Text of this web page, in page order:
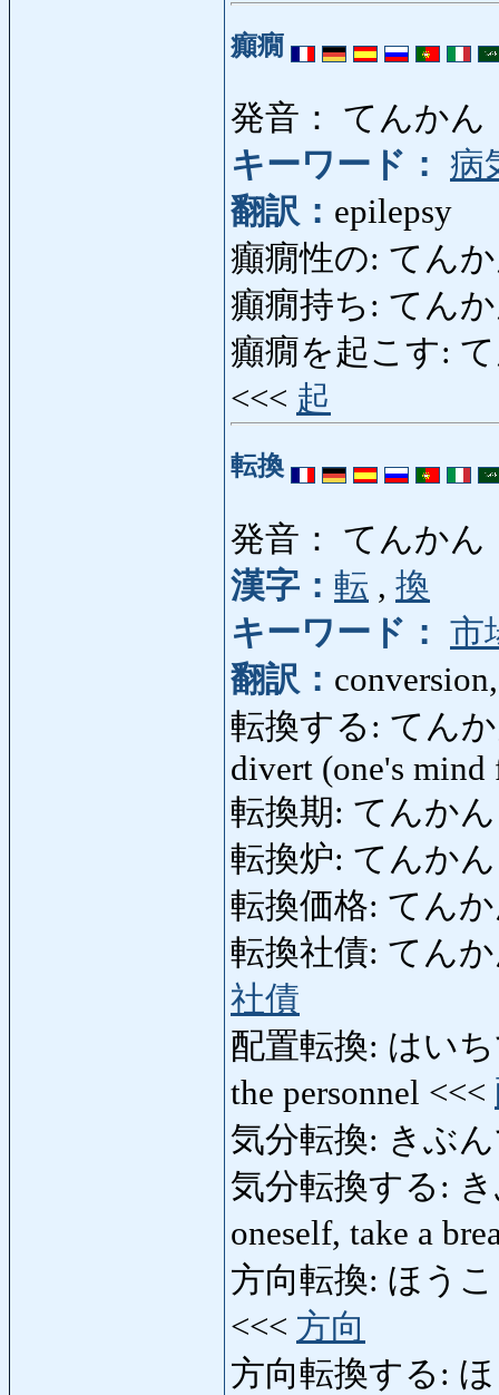
癲癇
発音： てんかん
キーワード： 病
翻訳： epilepsy
癲癇性の: てん
癲癇持ち: てん
癲癇を起こす:
<<< 起
転換
発音： てんかん
漢字： 転 , 換
キーワード： 市
翻訳：
転換する: てんか
divert (one's mind
転換期: てんか
転換炉: てんか
転換価格: てん
転換社債: てん
社債
配置転換: はい
the personnel <<<
気分転換: きぶ
気分転換する:
oneself, take a
方向転換: ほう
<<< 方向
方向転換する: